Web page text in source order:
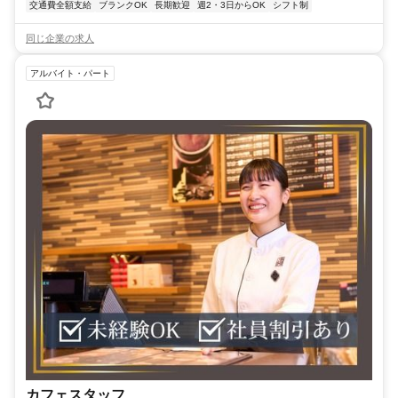
交通費全額支給 ブランクOK 長期歓迎 週2・3日からOK シフト制
同じ企業の求人
アルバイト・パート
カフェスタッフ